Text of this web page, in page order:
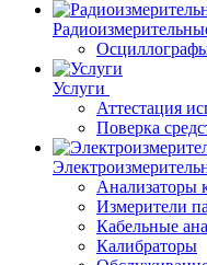
Услуги
Аттестация
Поверка
Анализаторы
Измерители
Кабельные
Калибраторы